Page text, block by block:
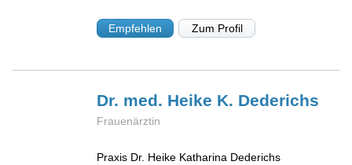
Empfehlen Zum Profil
Dr. med. Heike K. Dederichs
Frauenärztin
Praxis Dr. Heike Katharina Dederichs